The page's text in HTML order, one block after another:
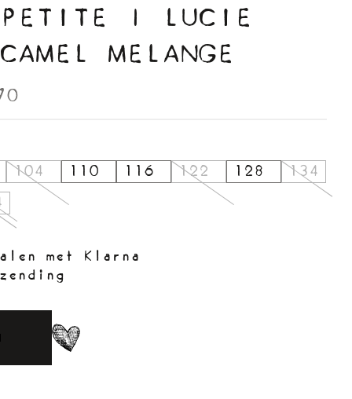
| LUCIE
MELANGE
104 110 116 122 128
134
met Klarna